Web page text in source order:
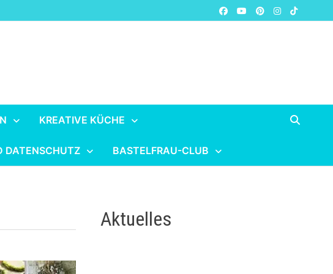
KREATIVE KÜCHE
DATENSCHUTZ BASTELFRAU-CLUB
Aktuelles